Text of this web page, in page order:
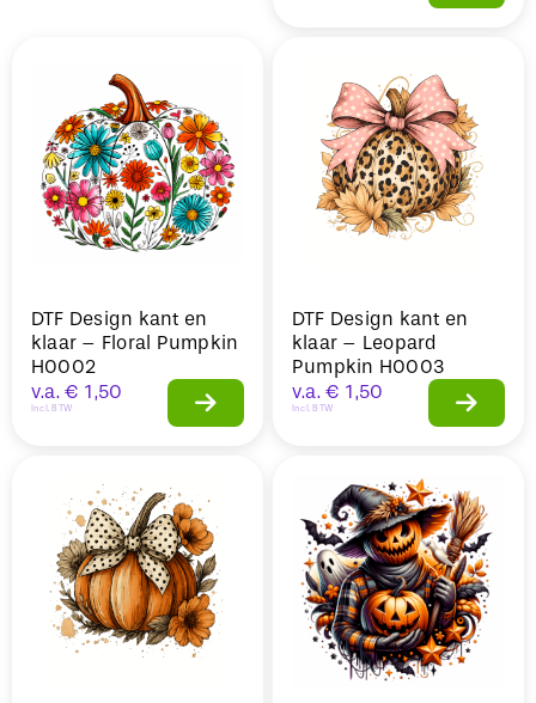
DTF Design kant en
klaar – Floral Pumpkin
H0002
v.a. € 1,50
Incl. BTW
DTF Design kant en
klaar – Leopard
Pumpkin H0003
v.a. € 1,50
Incl. BTW